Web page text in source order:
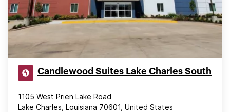
Candlewood Suites Lake Charles South
1105 West Prien Lake Road
Lake Charles, Louisiana 70601, United States